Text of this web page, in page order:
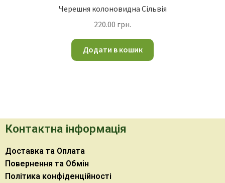
Черешня колоновидна Сільвія
220.00 грн.
Додати в кошик
Контактна інформація
Доставка та Оплата
Повернення та Обмін
Політика конфіденційності